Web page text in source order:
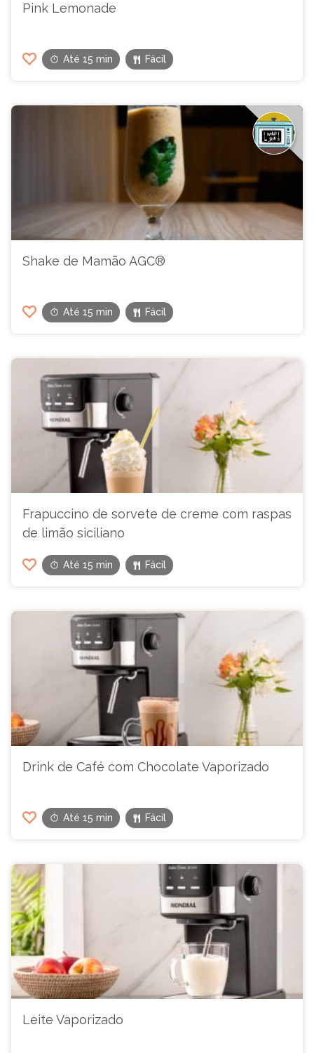
Pink Lemonade
Até 15 min Fácil
Shake de Mamão AGC®
Até 15 min Fácil
Frapuccino de sorvete de creme com raspas
de limão siciliano
Até 15 min Fácil
Drink de Café com Chocolate Vaporizado
Até 15 min Fácil
Leite Vaporizado